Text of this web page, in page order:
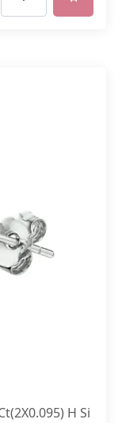
H Si